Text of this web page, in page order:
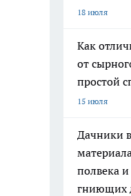
18 июля
Как
от
простой
15 июля
Дачники
полвека
гниющих